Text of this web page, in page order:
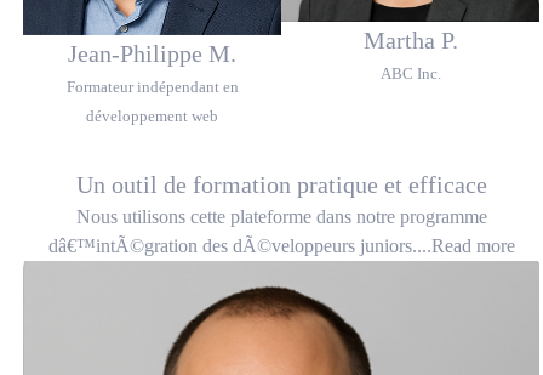
Jean-Philippe M.
Formateur indépendant en
développement web
Martha P.
ABC Inc.
Un outil de formation pratique et efficace
Nous utilisons cette plateforme dans notre programme
dâ€™intÃ©gration des dÃ©veloppeurs juniors....Read more